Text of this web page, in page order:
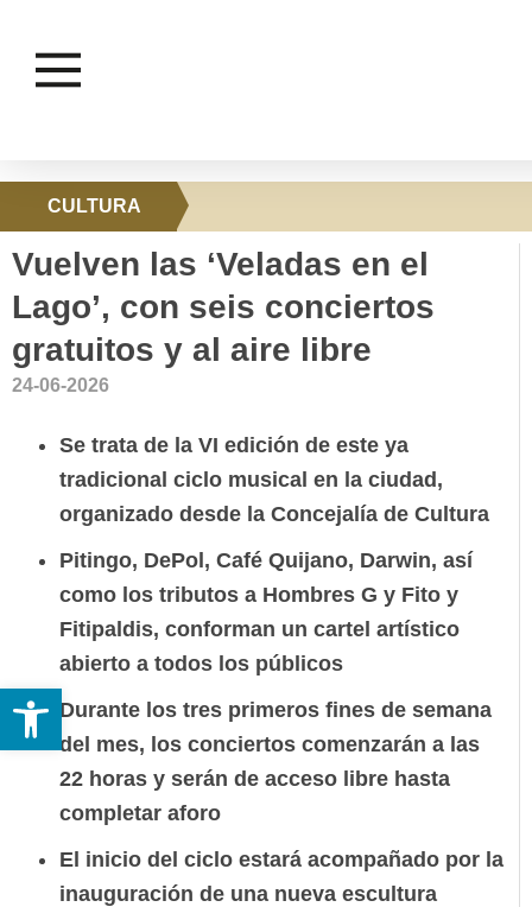
CULTURA
Vuelven las ‘Veladas en el
Lago’, con seis conciertos
gratuitos y al aire libre
24-06-2026
Se trata de la VI edición de este ya
tradicional ciclo musical en la ciudad,
organizado desde la Concejalía de Cultura
Pitingo, DePol, Café Quijano, Darwin, así
como los tributos a Hombres G y Fito y
Fitipaldis, conforman un cartel artístico
abierto a todos los públicos
Durante los tres primeros fines de semana
del mes, los conciertos comenzarán a las
22 horas y serán de acceso libre hasta
completar aforo
El inicio del ciclo estará acompañado por la
inauguración de una nueva escultura
Abrir barra de herramientas